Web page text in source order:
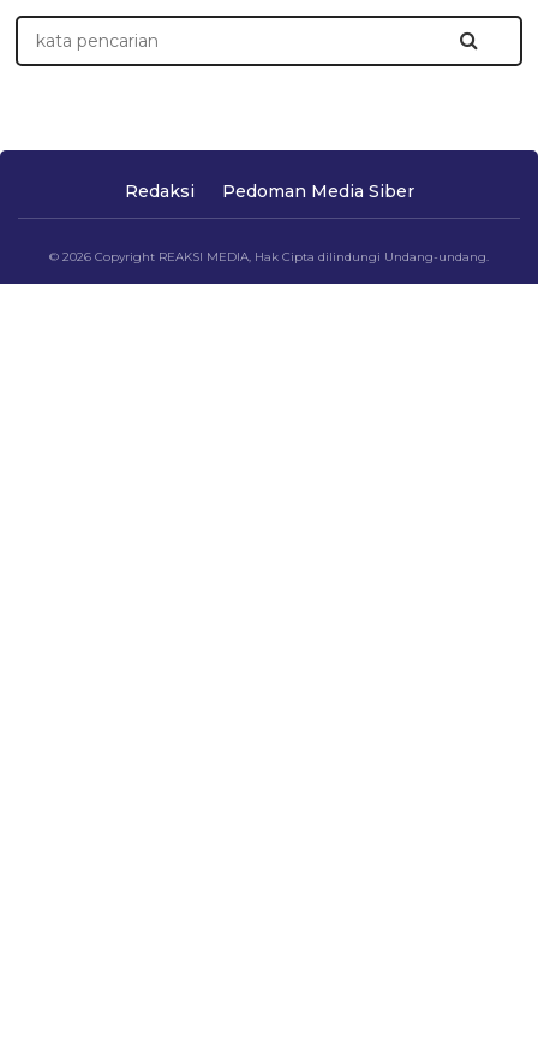
Redaksi Pedoman Media Siber
© 2026 Copyright REAKSI MEDIA, Hak Cipta dilindungi Undang-undang.